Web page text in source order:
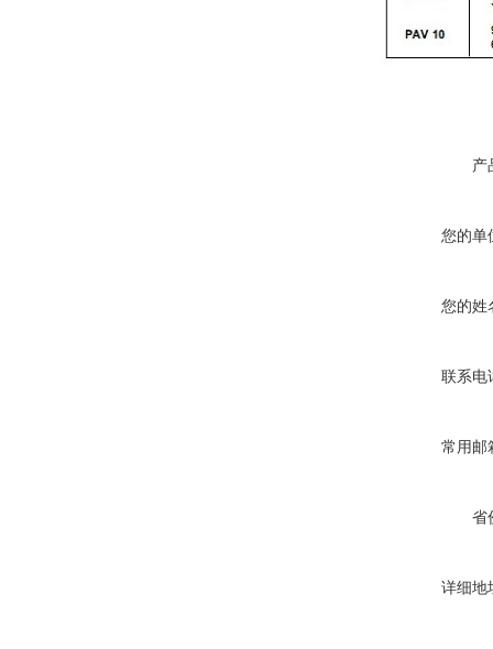
产
您的单
您的姓
联系电
常用邮
省
详细地